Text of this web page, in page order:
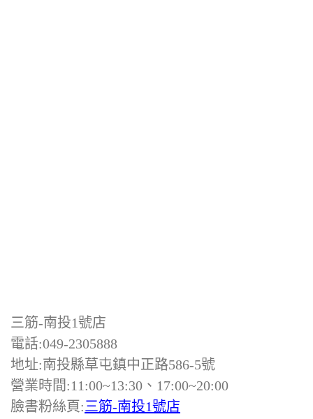
三筋-南投1號店
電話:049-2305888
地址:南投縣草屯鎮中正路586-5號
營業時間:11:00~13:30、17:00~20:00
臉書粉絲頁:三筋-南投1號店